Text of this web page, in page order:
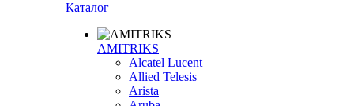
Каталог
AMITRIKS
Alcatel Lucent
Allied Telesis
Arista